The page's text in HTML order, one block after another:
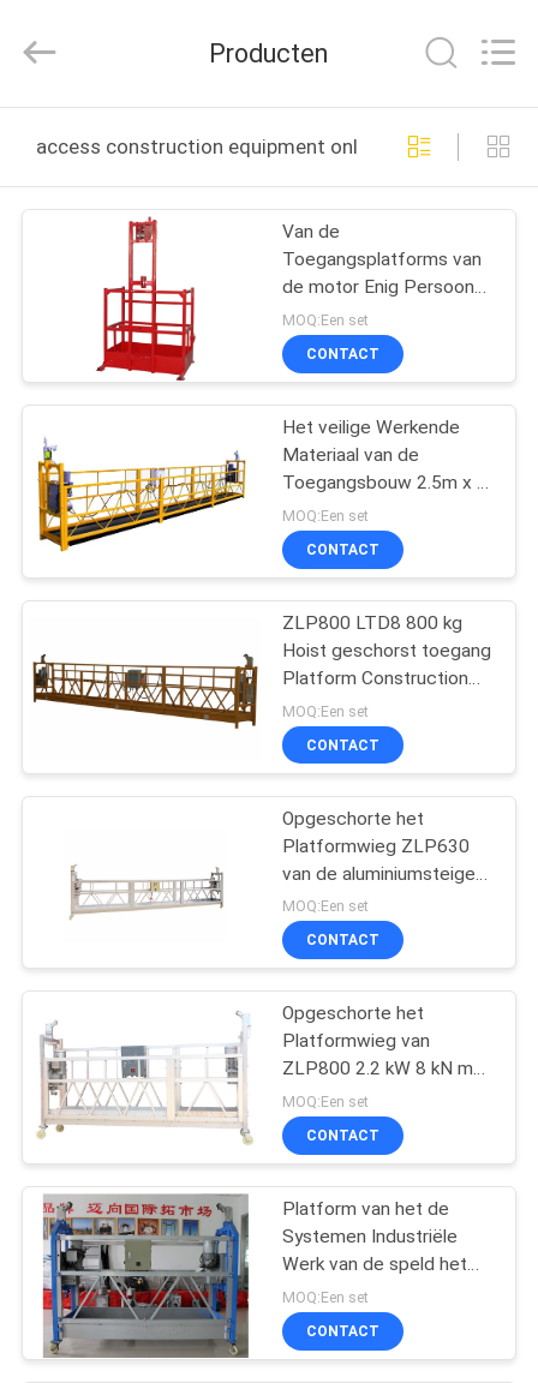
PRODUCTEN
ONGEVEER
FABRIEKSREIS
KWALITEITSCONTROLE
CONTACTEER
ONS
VERZOEK
OM
CITAAT
COMPANY
NEWS
SITEMAP
PRIVACY
POLICY
Machinery
Rights
Producten
access construction equipment online fabricage
Van de
Toegangsplatforms van
de motor Enig Persoon
Mobiel Industrieel het
Werkplatform
MOQ:Een set
CONTACT
Het veilige Werkende
Materiaal van de
Toegangsbouw 2.5m x 3
1000 kg ZLP1000
MOQ:Een set
CONTACT
ZLP800 LTD8 800 kg
Hoist geschorst toegang
Platform Construction
Equipment
MOQ:Een set
CONTACT
Opgeschorte het
Platformwieg ZLP630
van de aluminiumsteiger
Staal
MOQ:Een set
CONTACT
Opgeschorte het
Platformwieg van
ZLP800 2.2 kW 8 kN met
tijdelijk Geïnstalleerde
Brandkast
MOQ:Een set
CONTACT
Platform van het de
Systemen Industriële
Werk van de speld het
Aluminium Opgeschorte
Steiger
MOQ:Een set
CONTACT